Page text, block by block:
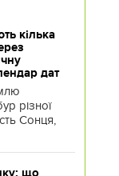
кілька
дат
різної
Сонця,
що